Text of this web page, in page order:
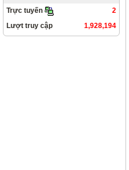
2
Trực tuyến
1,928,194
Lượt truy cập